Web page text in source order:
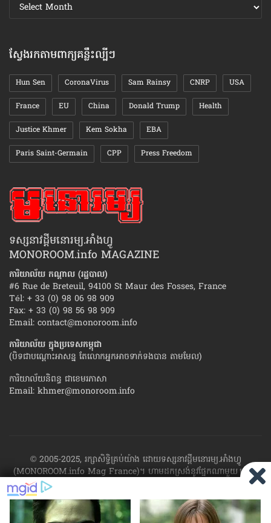
ឯកសារ
ស្វែងរកតាមពាក្យគន្លឹះល្បីៗ
Hun Sen CoronaVirus Sam Rainsy CNRP USA
France EU China Donald Trump Health
Justice Khmer Kem Sokha EBA
Paris Saint-Germain CPP Press Freedom
ទស្សនាវដ្ដីមនោរម្យ.អាំងហ្វូ
MONOROOM.info MAGAZINE
ការិយាល័យ កណ្ដាល (រដ្ឋបាល)
#6 Rue de Breteuil, 94100 St Maur des Fosses, France
Tél: + 33 (0) 98 06 98 909
Fax: + 33 (0) 98 56 98 909
Email: contact@monoroom.info
ការិយាល័យ ក្នុង​ប្រទេស​កម្ពុជា
(បិទជាបណ្ដោះអាសន្ន តែលោកអ្នកអាចទាក់ទងបាន តាមមែល)
ការិយាល័យនិពន្ធ ជាខេមរភាសា
Email: khmer@monoroom.info
© 2005-2025, រក្សាសិទ្ធិគ្រប់យ៉ាង ដោយទស្សនាវដ្ដី​មនោរម្យ.អាំងហ្វូ
(MONOROOM.info Mag France)។ ហាម​ដក​ស្រង់​នូវ​ផ្នែក​ណា​មួយ​ ឬ​ផ្នែក​
ទាំង​អស់ ​នៃ​ការ​ផ្សាយ​របស់​ទស្សនាវដ្ដី​​មនោរម្យ.អាំងហ្វូ យក​ទៅ​​បោះពុម្ព នៅ
លើក្រដាស ឬតាម​ប្រព័ន្ធ​អេឡិច​ត្រូនិច - ផ្សាយ​តាម​រលក​ធាតុអាកាស ឬតាមប្រព័ន្ធ
អេឡិចត្រូនិច - សរសេរ​ឡើង​វិញ ឬ​ចែក​ចាយ​ តាមវិធីណាក៏ដោយ ដោយ​គ្មាន​ការ​
យល់ព្រម ជា​លាយ​លក្ខណ៍​អក្សរ​ ពី​ចាងហ្វាង​ការ​ផ្សាយ​។ផ្ទុយមកវិញ ដើម្បី​ទទួល​